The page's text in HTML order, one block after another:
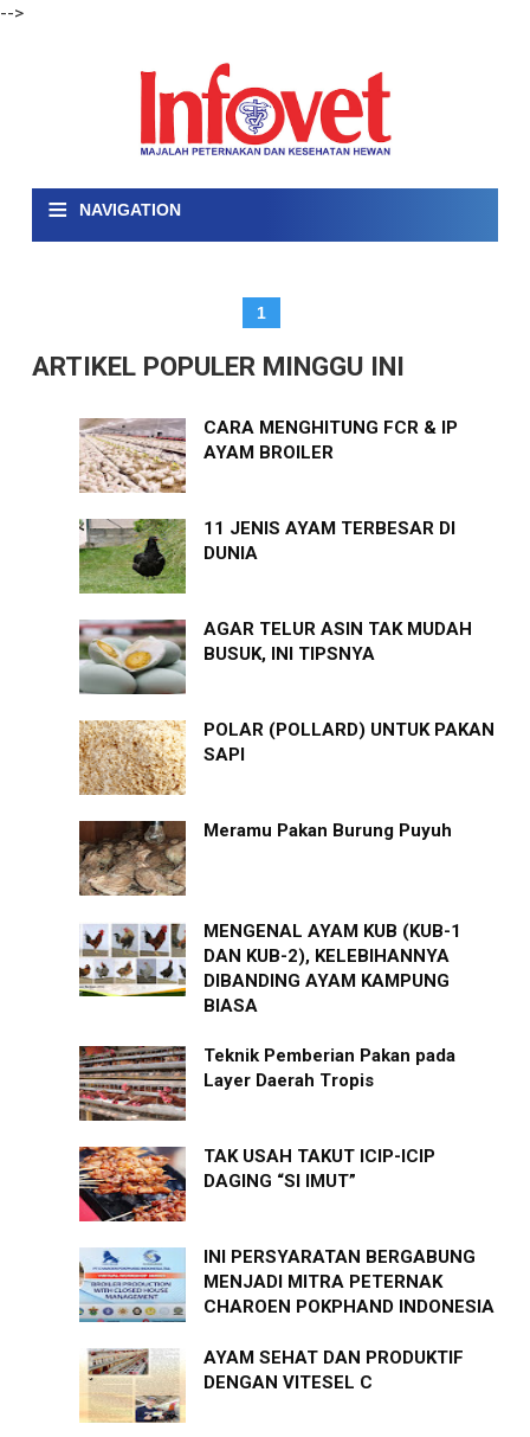
-->
≡ NAVIGATION
1
ARTIKEL POPULER MINGGU INI
CARA MENGHITUNG FCR & IP
AYAM BROILER
11 JENIS AYAM TERBESAR DI
DUNIA
AGAR TELUR ASIN TAK MUDAH
BUSUK, INI TIPSNYA
POLAR (POLLARD) UNTUK PAKAN
SAPI
Meramu Pakan Burung Puyuh
MENGENAL AYAM KUB (KUB-1
DAN KUB-2), KELEBIHANNYA
DIBANDING AYAM KAMPUNG
BIASA
Teknik Pemberian Pakan pada
Layer Daerah Tropis
TAK USAH TAKUT ICIP-ICIP
DAGING “SI IMUT”
INI PERSYARATAN BERGABUNG
MENJADI MITRA PETERNAK
CHAROEN POKPHAND INDONESIA
AYAM SEHAT DAN PRODUKTIF
DENGAN VITESEL C